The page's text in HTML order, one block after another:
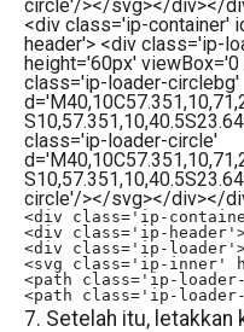
circle'/></svg></div></
<div class='ip-container'
header'> <div class='ip-
height='60px'
class='ip-loader-circlebg'
class='ip-loader-circle'
circle'/></svg></div></
<div class='ip-
<div class='ip-
<div class='ip-
<svg class='ip-inner'
<path class='ip-loader-
<path class='ip-
7. Setelah itu,